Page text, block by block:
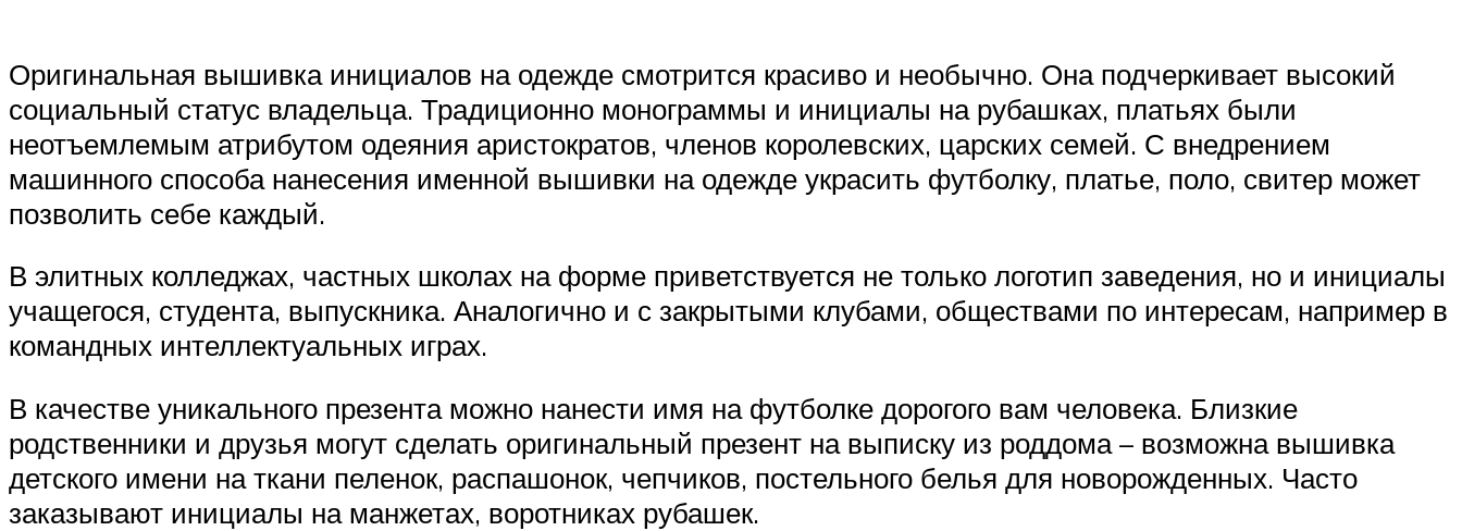
Оригинальная вышивка инициалов на одежде смотрится красиво и необычно. Она подчеркивает высокий
социальный статус владельца. Традиционно монограммы и инициалы на рубашках, платьях были
неотъемлемым атрибутом одеяния аристократов, членов королевских, царских семей. С внедрением
машинного способа нанесения именной вышивки на одежде украсить футболку, платье, поло, свитер может
позволить себе каждый.
В элитных колледжах, частных школах на форме приветствуется не только логотип заведения, но и инициалы
учащегося, студента, выпускника. Аналогично и с закрытыми клубами, обществами по интересам, например в
командных интеллектуальных играх.
В качестве уникального презента можно нанести имя на футболке дорогого вам человека. Близкие
родственники и друзья могут сделать оригинальный презент на выписку из роддома – возможна вышивка
детского имени на ткани пеленок, распашонок, чепчиков, постельного белья для новорожденных. Часто
заказывают инициалы на манжетах, воротниках рубашек.